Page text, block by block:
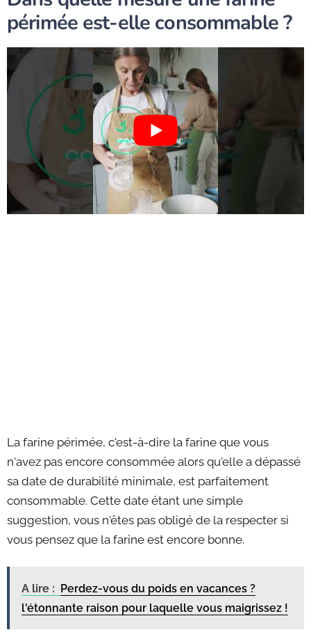
périmée est-elle consommable ?
La farine périmée, c'est-à-dire la farine que vous
n'avez pas encore consommée alors qu'elle a dépassé
sa date de durabilité minimale, est parfaitement
consommable. Cette date étant une simple
suggestion, vous n'êtes pas obligé de la respecter si
vous pensez que la farine est encore bonne.
A lire :
Perdez-vous du poids en vacances ?
l'étonnante raison pour laquelle vous maigrissez !